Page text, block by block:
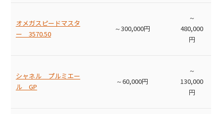
オメガスピードマスタ
ー 3570.50
～300,000円
～
480,000
円
シャネル プルミエー
ル GP
～60,000円
～
130,000
円